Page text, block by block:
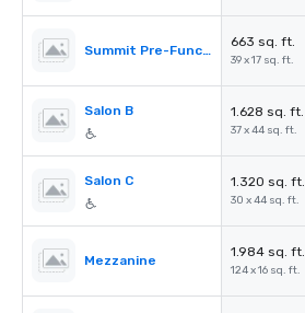
Summit Pre-Function
663 sq. ft.
39 x 17 sq. ft.
Salon B 1.628 sq. ft.
37 x 44 sq. ft.
Salon C 1.320 sq. ft.
30 x 44 sq. ft.
Mezzanine
1.984 sq. ft.
124 x 16 sq. ft.